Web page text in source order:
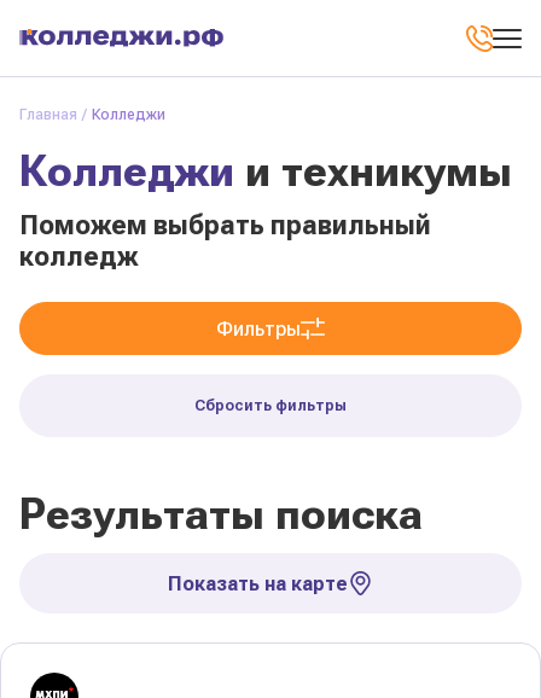
Главная Колледжи
Колледжи и техникумы
Поможем выбрать правильный
колледж
Фильтры
Сбросить фильтры
Результаты поиска
Показать на карте